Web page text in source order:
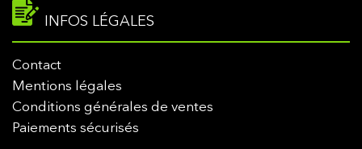
INFOS LÉGALES
Contact
Mentions légales
Conditions générales de ventes
Paiements sécurisés